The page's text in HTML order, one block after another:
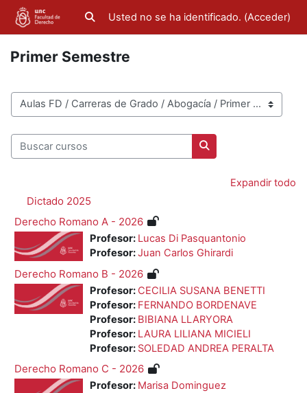
Salta al contenido principal
Selector de búsqueda de entrada
Usted no se ha identificado. (Acceder)
Primer Semestre
Categorías
Buscar cursos
Buscar cursos
Expandir todo
Dictado 2025
Derecho Romano A - 2026
Profesor: Lucas Di Pasquantonio
Profesor:Juan Carlos Ghirardi
Derecho Romano B - 2026
Profesor: CECILIA SUSANA BENETTI
Profesor: FERNANDO BORDENAVE
Profesor: BIBIANA LLARYORA
Profesor: LAURA LILIANA MICIELI
Profesor: SOLEDAD ANDREA PERALTA
Derecho Romano C - 2026
Profesor: Marisa Dominguez